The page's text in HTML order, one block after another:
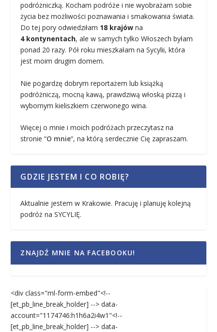
podróżniczką. Kocham podróże i nie wyobrażam sobie
życia bez możliwości poznawania i smakowania świata.
Do tej pory odwiedziłam 18 krajów na
4 kontynentach, ale w samych tylko Włoszech byłam
ponad 20 razy. Pół roku mieszkałam na Sycylii, która
jest moim drugim domem.
Nie pogardzę dobrym reportażem lub książką
podróżniczą, mocną kawą, prawdziwą włoską pizzą i
wybornym kieliszkiem czerwonego wina.
Więcej o mnie i moich podróżach przeczytasz na
stronie “O mnie“, na którą serdecznie Cię zapraszam.
GDZIE JESTEM I CO ROBIĘ?
Aktualnie jestem w Krakowie. Pracuję i planuję kolejną
podróż na SYCYLIĘ.
ZNAJDŹ MNIE NA FACEBOOKU!
<div class="ml-form-embed"<!--
[et_pb_line_break_holder] --> data-
account="1174746:h1h6a2i4w1"<!--
[et_pb_line_break_holder] --> data-